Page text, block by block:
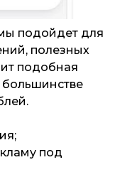
подойдет для
полезных
подобная
большинстве
под